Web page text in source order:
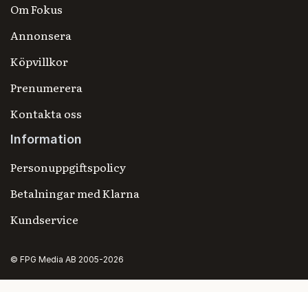
Om Fokus
Annonsera
Köpvillkor
Prenumerera
Kontakta oss
Information
Personuppgiftspolicy
Betalningar med Klarna
Kundservice
© FPG Media AB 2005-2026